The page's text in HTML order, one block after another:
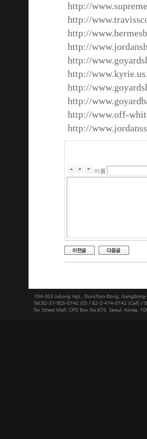
http://
http://
http://
http://
http://
http://
http://
http://
http://www.off-
http://
이름